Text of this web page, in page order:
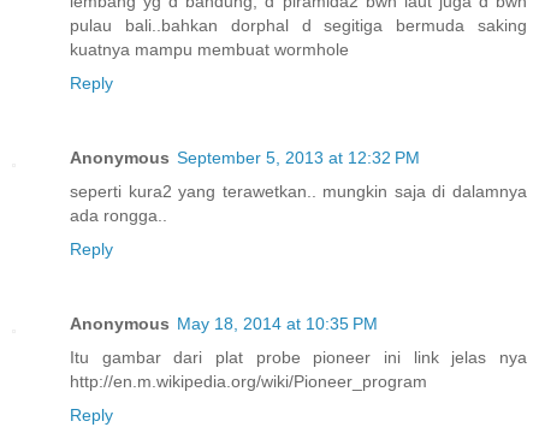
pulau bali..bahkan dorphal d segitiga bermuda saking
kuatnya mampu membuat wormhole
Reply
Anonymous September 5, 2013 at 12:32 PM
seperti kura2 yang terawetkan.. mungkin saja di dalamnya
ada rongga..
Reply
Anonymous May 18, 2014 at 10:35 PM
Itu gambar dari plat probe pioneer ini link jelas nya
http://en.m.wikipedia.org/wiki/Pioneer_program
Reply